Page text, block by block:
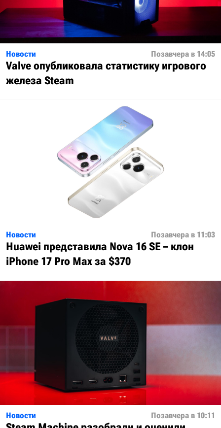
Новости Позавчера в 14:05
Valve опубликовала статистику игрового
железа Steam
Новости Позавчера в 11:03
Huawei представила Nova 16 SE – клон
iPhone 17 Pro Max за $370
Новости Позавчера в 10:11